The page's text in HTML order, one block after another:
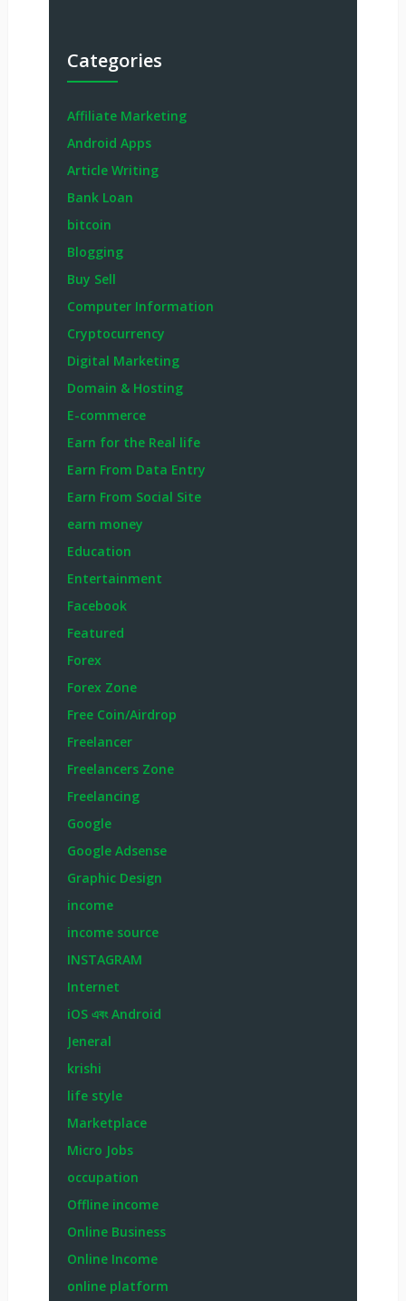
Categories
Affiliate Marketing
Android Apps
Article Writing
Bank Loan
bitcoin
Blogging
Buy Sell
Computer Information
Cryptocurrency
Digital Marketing
Domain & Hosting
E-commerce
Earn for the Real life
Earn From Data Entry
Earn From Social Site
earn money
Education
Entertainment
Facebook
Featured
Forex
Forex Zone
Free Coin/Airdrop
Freelancer
Freelancers Zone
Freelancing
Google
Google Adsense
Graphic Design
income
income source
INSTAGRAM
Internet
iOS এবং Android
Jeneral
krishi
life style
Marketplace
Micro Jobs
occupation
Offline income
Online Business
Online Income
online platform